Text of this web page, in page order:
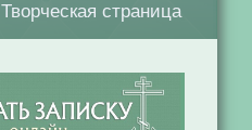
Творческая страница